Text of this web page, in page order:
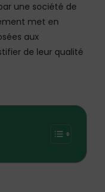
une société de
met en
aux
de leur qualité